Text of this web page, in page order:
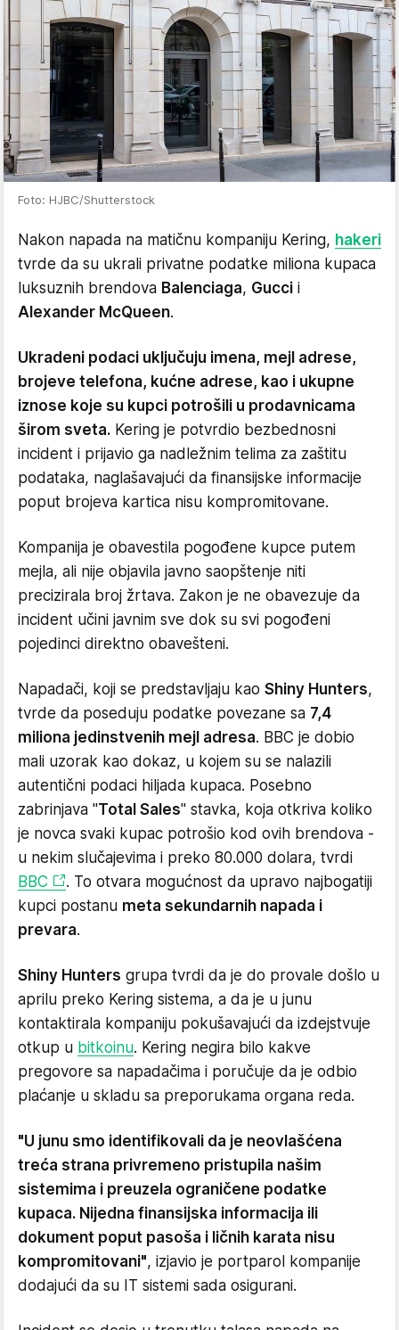
Foto: HJBC/Shutterstock
Nakon napada na matičnu kompaniju Kering, hakeri
tvrde da su ukrali privatne podatke miliona kupaca
luksuznih brendova Balenciaga, Gucci i
Alexander McQueen.
Ukradeni podaci uključuju imena, mejl adrese,
brojeve telefona, kućne adrese, kao i ukupne
iznose koje su kupci potrošili u prodavnicama
širom sveta. Kering je potvrdio bezbednosni
incident i prijavio ga nadležnim telima za zaštitu
podataka, naglašavajući da finansijske informacije
poput brojeva kartica nisu kompromitovane.
Kompanija je obavestila pogođene kupce putem
mejla, ali nije objavila javno saopštenje niti
precizirala broj žrtava. Zakon je ne obavezuje da
incident učini javnim sve dok su svi pogođeni
pojedinci direktno obavešteni.
Napadači, koji se predstavljaju kao Shiny Hunters,
tvrde da poseduju podatke povezane sa 7,4
miliona jedinstvenih mejl adresa. BBC je dobio
mali uzorak kao dokaz, u kojem su se nalazili
autentični podaci hiljada kupaca. Posebno
zabrinjava "Total Sales" stavka, koja otkriva koliko
je novca svaki kupac potrošio kod ovih brendova -
u nekim slučajevima i preko 80.000 dolara, tvrdi
BBC
. To otvara mogućnost da upravo najbogatiji
kupci postanu meta sekundarnih napada i
prevara.
Shiny Hunters grupa tvrdi da je do provale došlo u
aprilu preko Kering sistema, a da je u junu
kontaktirala kompaniju pokušavajući da izdejstvuje
otkup u bitkoinu. Kering negira bilo kakve
pregovore sa napadačima i poručuje da je odbio
plaćanje u skladu sa preporukama organa reda.
"U junu smo identifikovali da je neovlašćena
treća strana privremeno pristupila našim
sistemima i preuzela ograničene podatke
kupaca. Nijedna finansijska informacija ili
dokument poput pasoša i ličnih karata nisu
kompromitovani", izjavio je portparol kompanije
dodajući da su IT sistemi sada osigurani.